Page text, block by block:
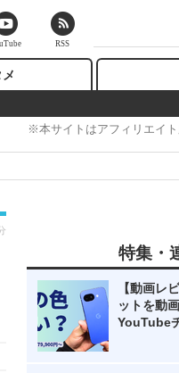
※本サイトはアフィリエイ
特集・
【動画レ
ットを動
YouTube
RSS